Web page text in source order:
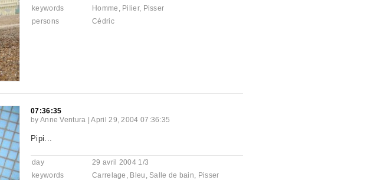
keywords
Homme , Pilier, Pisser
persons
Cédric
07:36:35
by Anne Ventura |April 29, 2004 07:36:35
Pipi...
day
29 avril 2004 1/3
keywords
Carrelage , Bleu , Salle de bain, Pisser